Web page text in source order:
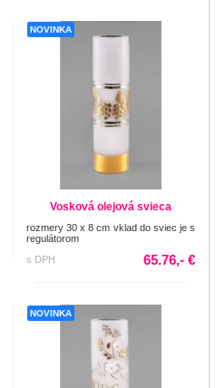
NOVINKA
Vosková olejová svieca
rozmery 30 x 8 cm vklad do sviec je s
regulátorom
s DPH
65.76,- €
NOVINKA